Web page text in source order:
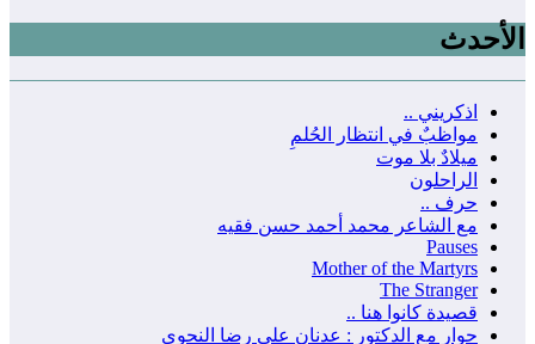
الأحدث
اذكريني ..
مواظبٌ في انتظار الحُلمِ
ميلادٌ بلا موت
الراحلون
حرف ..
مع الشاعر محمد أحمد حسن فقيه
Pauses
Mother of the Martyrs
The Stranger
قصيدة كانوا هنا ..
حوار مع الدكتور : عدنان علي رضا النحوي